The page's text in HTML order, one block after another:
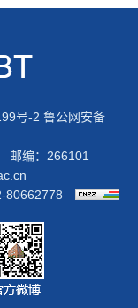
号-2 鲁公网安备
邮编：266101
80662778